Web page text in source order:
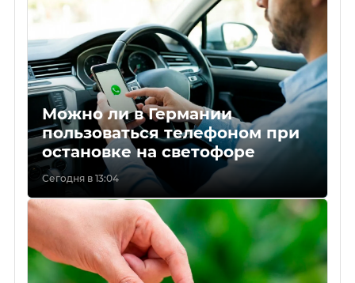
Можно ли в Германии
пользоваться телефоном при
остановке на светофоре
Сегодня в 13:04